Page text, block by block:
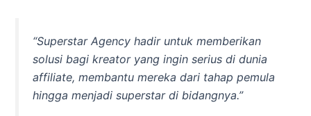
“Superstar Agency hadir untuk memberikan
solusi bagi kreator yang ingin serius di dunia
affiliate, membantu mereka dari tahap pemula
hingga menjadi superstar di bidangnya.”